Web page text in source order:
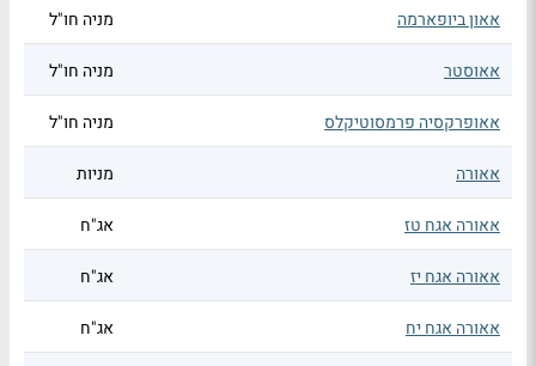
אאון ביופארמה מניה חו"ל
אאוסטר מניה חו"ל
אאופרקסיה פרמסוטיקלס מניה חו"ל
אאורה מניות
אאורה אגח טז אג"ח
אאורה אגח יז אג"ח
אאורה אגח יח אג"ח